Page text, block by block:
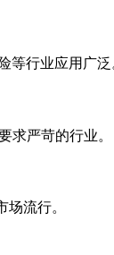
等行业应用广泛
求严苛的行业。
流行。